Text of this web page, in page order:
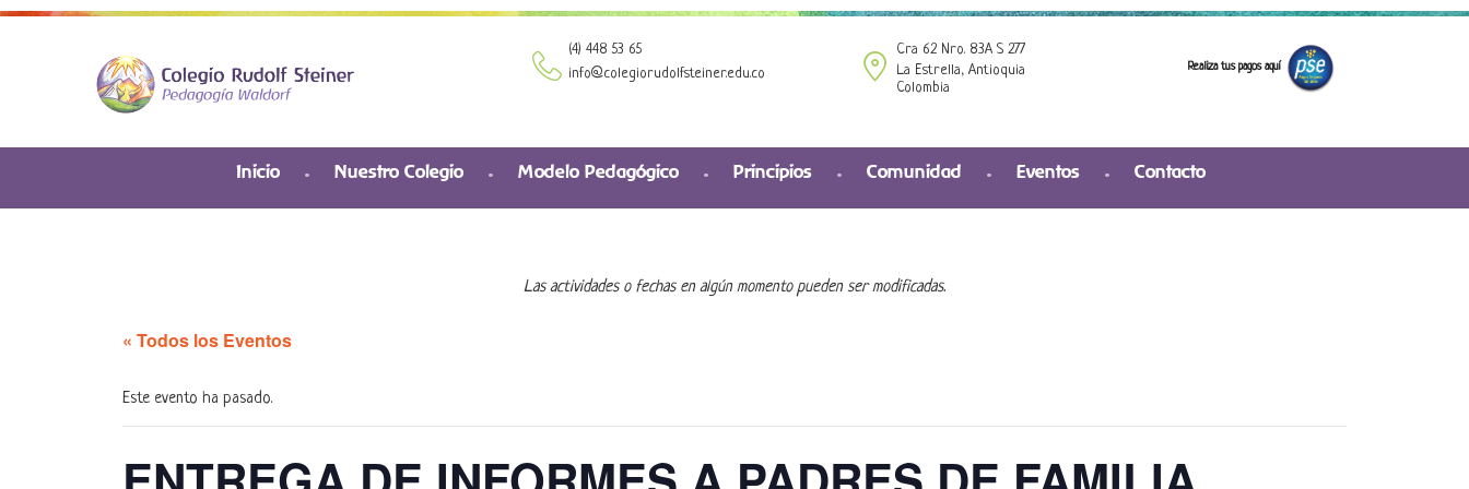
(4) 448 53 65
info@colegiorudolfsteiner.edu.co
Cra 62 Nro. 83A S 277
La Estrella, Antioquia
Colombia
Realiza tus pagos aquí
Inicio Nuestro Colegio Modelo Pedagógico Principios Comunidad Eventos Contacto
Las actividades o fechas en algún momento pueden ser modificadas.
« Todos los Eventos
Este evento ha pasado.